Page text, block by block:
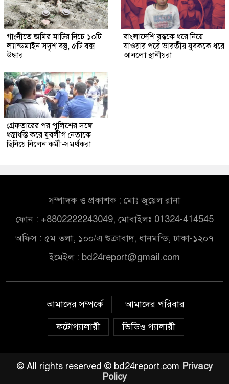
গাংনীতে জমির মাটির নিচে ১০টি
ল্যান্ডমাইন সদৃশ বস্তু, ৫টি বক্স
উদ্ধার
বাংলাদেশি বৃদ্ধকে ধরে নিয়ে
যাওয়ার পরে ভারতীয় যুবককে ধরে
আনলো স্থানীয়রা
গ্রেফতারের পর পুলিশের সঙ্গে
ধস্তাধস্তি করে যুবলীগ নেতাকে
ছিনিয়ে নিলেন কর্মী-সমর্থকরা
সম্পাদক ও প্রকাশক : মোঃ জুয়েল রানা
ফোন : +8802222243049, মোবাইলঃ 01324-414545
অফিস : ৫ম তলা, ১০০/এ শুক্রাবাদ, ধানমন্ডি, ঢাকা-১২০৭
ইমেইল : bd24report@gmail.com
আমাদের সম্পর্কে
আমাদের পরিবার
ফটোগ্যালারী
ভিডিও গ্যালারী
© All rights reserved © bd24report.com Privacy
Policy